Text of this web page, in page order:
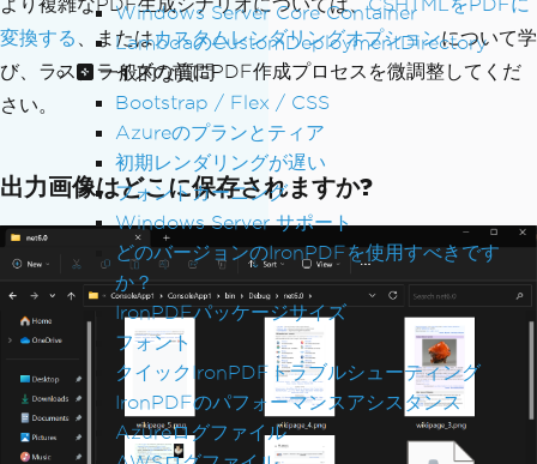
Windows Server Core Container
LambdaのCustomDeploymentDirectory
一般的な質問
Bootstrap / Flex / CSS
Azureのプランとティア
初期レンダリングが遅い
フォントカーニング
Windows Server サポート
どのバージョンのIronPDFを使用すべきです
か？
IronPDFパッケージサイズ
フォント
クイックIronPDFトラブルシューティング
IronPDFのパフォーマンスアシスタンス
Azureログファイル
より複雑なPDF生成シナリオについては、CSHTMLをPDFに
変換する 、またはカスタムレンダリングオプションについて学
び、ラスタライズの前にPDF作成プロセスを微調整してくだ
さい。
出力画像はどこに保存されますか?